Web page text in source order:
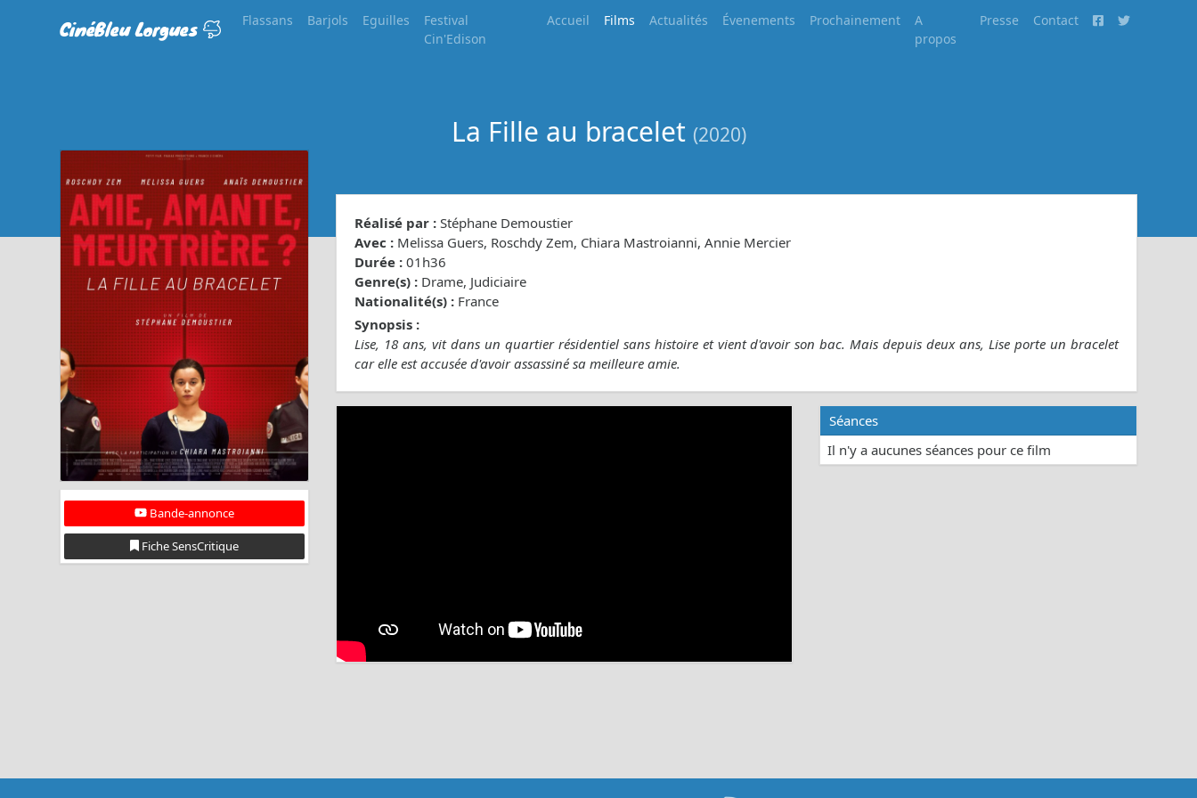
CinéBleu Lorgues Flassans Barjols Eguilles
Festival
Cin'Edison
Accueil Films Actualités Évenements Prochainement
A
propos
Presse Contact
La Fille au bracelet (2020)
Bande-annonce
Fiche SensCritique
Réalisé par : Stéphane Demoustier
Avec : Melissa Guers, Roschdy Zem, Chiara Mastroianni, Annie Mercier
Durée : 01h36
Genre(s) : Drame, Judiciaire
Nationalité(s) : France
Synopsis :
Lise, 18 ans, vit dans un quartier résidentiel sans histoire et vient d'avoir son bac. Mais depuis deux ans, Lise porte un bracelet
car elle est accusée d'avoir assassiné sa meilleure amie.
Séances
Il n'y a aucunes séances pour ce film